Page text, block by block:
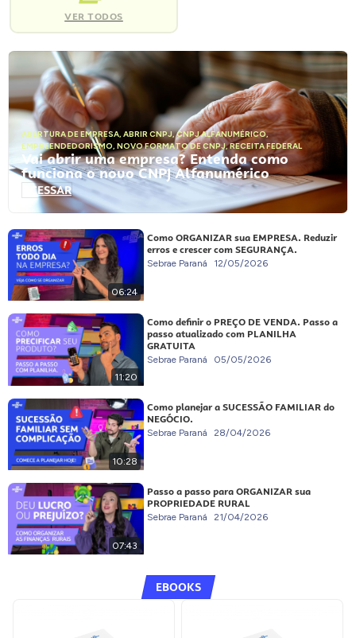
VER TODOS
ABERTURA DE EMPRESA, ABRIR CNPJ,CNPJ ALFANUMÉRICO,
EMPREENDEDORISMO, NOVO FORMATO DE CNPJ,RECEITA FEDERAL
Vai abrir uma empresa? Entenda como
funciona o novo CNPJ Alfanumérico
ACESSAR
06:24
Como ORGANIZAR sua EMPRESA. Reduzir
erros e crescer com SEGURANÇA.
Sebrae Paraná 12/05/2026
11:20
Como definir o PREÇO DE VENDA. Passo a
passo atualizado com PLANILHA
GRATUITA
Sebrae Paraná 05/05/2026
10:28
Como planejar a SUCESSÃO FAMILIAR do
NEGÓCIO.
Sebrae Paraná 28/04/2026
07:43
Passo a passo para ORGANIZAR sua
PROPRIEDADE RURAL
Sebrae Paraná 21/04/2026
EBOOKS